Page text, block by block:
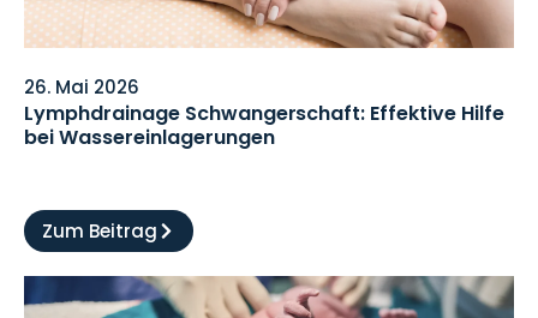
26. Mai 2026
Lymphdrainage Schwangerschaft: Effektive Hilfe
bei Wassereinlagerungen
Zum Beitrag